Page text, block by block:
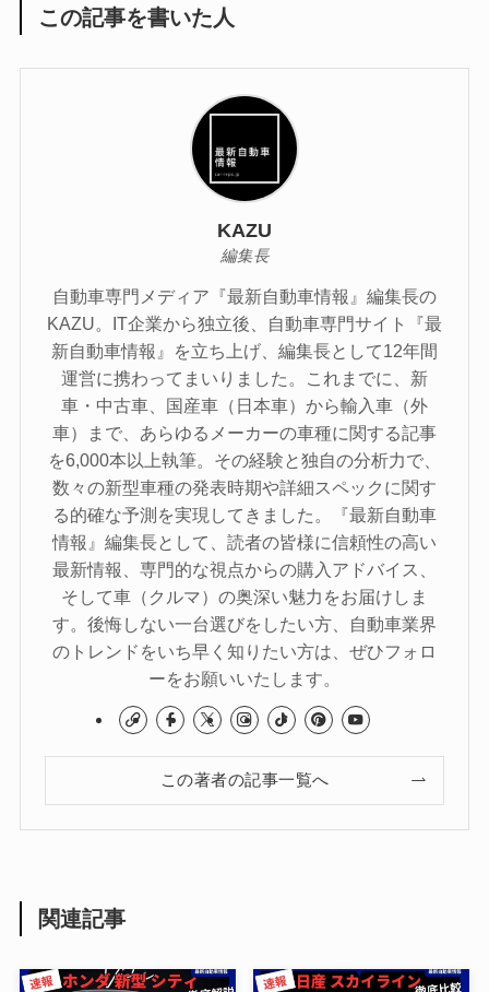
この記事を書いた人
KAZU
編集長
自動車専門メディア『最新自動車情報』編集長の
KAZU。IT企業から独立後、自動車専門サイト『最
新自動車情報』を立ち上げ、編集長として12年間
運営に携わってまいりました。これまでに、新
車・中古車、国産車（日本車）から輸入車（外
車）まで、あらゆるメーカーの車種に関する記事
を6,000本以上執筆。その経験と独自の分析力で、
数々の新型車種の発表時期や詳細スペックに関す
る的確な予測を実現してきました。『最新自動車
情報』編集長として、読者の皆様に信頼性の高い
最新情報、専門的な視点からの購入アドバイス、
そして車（クルマ）の奥深い魅力をお届けしま
す。後悔しない一台選びをしたい方、自動車業界
のトレンドをいち早く知りたい方は、ぜひフォロ
ーをお願いいたします。
この著者の記事一覧へ
関連記事